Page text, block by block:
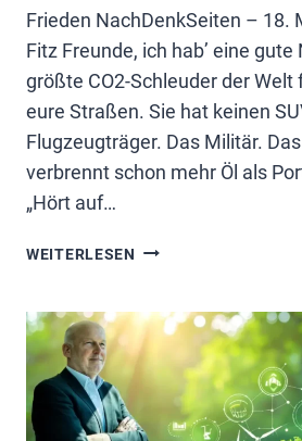
Frieden NachDenkSeiten – 18.
Fitz Freunde, ich hab’ eine gute
größte CO2-Schleuder der Welt
eure Straßen. Sie hat keinen
Flugzeugträger. Das Militär.
verbrennt schon mehr Öl als
„Hört auf…
WEITERLESEN DRECKSCHLEUDER